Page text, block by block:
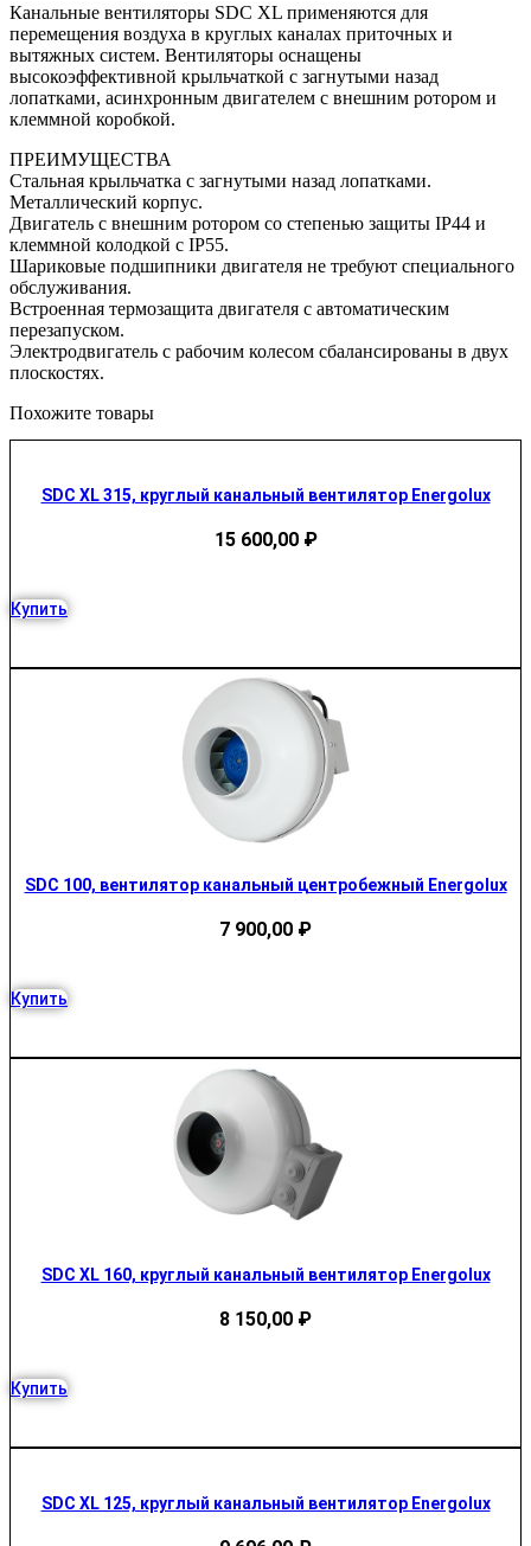
Канальные вентиляторы SDC XL применяются для
перемещения воздуха в круглых каналах приточных и
вытяжных систем. Вентиляторы оснащены
высокоэффективной крыльчаткой с загнутыми назад
лопатками, асинхронным двигателем с внешним ротором и
клеммной коробкой.
ПРЕИМУЩЕСТВА
Стальная крыльчатка с загнутыми назад лопатками.
Металлический корпус.
Двигатель с внешним ротором со степенью защиты IP44 и
клеммной колодкой с IP55.
Шариковые подшипники двигателя не требуют специального
обслуживания.
Встроенная термозащита двигателя с автоматическим
перезапуском.
Электродвигатель с рабочим колесом сбалансированы в двух
плоскостях.
Похожите товары
SDC XL 315, круглый канальный вентилятор Energolux
15 600,00 ₽
Купить
SDC 100, вентилятор канальный центробежный Energolux
7 900,00 ₽
Купить
SDC XL 160, круглый канальный вентилятор Energolux
8 150,00 ₽
Купить
SDC XL 125, круглый канальный вентилятор Energolux